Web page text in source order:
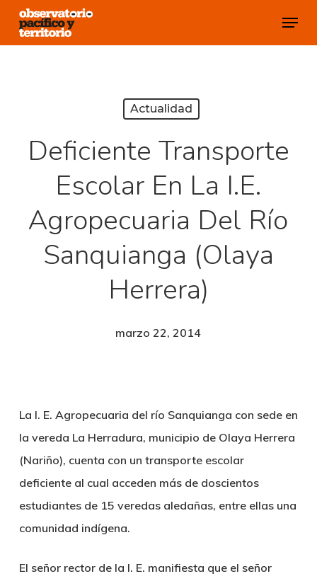
Skip
Menu
Actualidad
Deficiente Transporte
Escolar En La I.E.
Agropecuaria Del Río
Sanquianga (Olaya
Herrera)
marzo 22, 2014
La I. E. Agropecuaria del río Sanquianga con sede en
la vereda La Herradura, municipio de Olaya Herrera
(Nariño), cuenta con un transporte escolar
deficiente al cual acceden más de doscientos
estudiantes de 15 veredas aledañas, entre ellas una
comunidad indígena.
El señor rector de la I. E. manifiesta que el señor
Close